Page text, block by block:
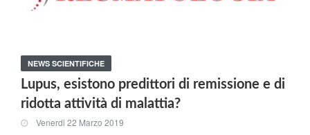
NEWS SCIENTIFICHE
Lupus, esistono predittori di remissione e di
ridotta attività di malattia?
Venerdi 22 Marzo 2019